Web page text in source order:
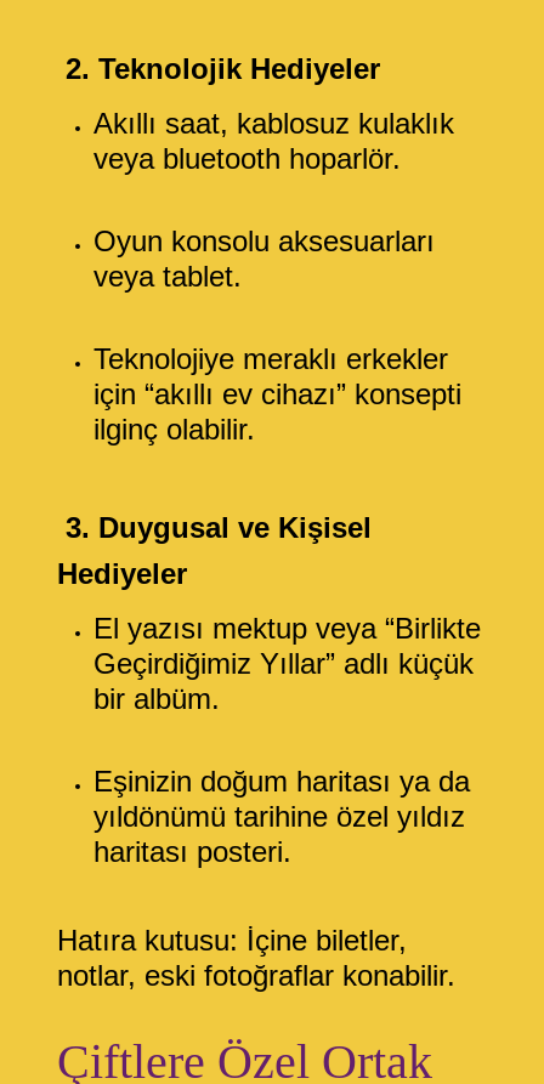
2. Teknolojik Hediyeler
Akıllı saat, kablosuz kulaklık
veya bluetooth hoparlör.
Oyun konsolu aksesuarları
veya tablet.
Teknolojiye meraklı erkekler
için “akıllı ev cihazı” konsepti
ilginç olabilir.
3. Duygusal ve Kişisel
Hediyeler
El yazısı mektup veya “Birlikte
Geçirdiğimiz Yıllar” adlı küçük
bir albüm.
Eşinizin doğum haritası ya da
yıldönümü tarihine özel yıldız
haritası posteri.
Hatıra kutusu: İçine biletler,
notlar, eski fotoğraflar konabilir.
Çiftlere Özel Ortak